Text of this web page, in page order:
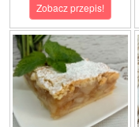
Zobacz przepis!